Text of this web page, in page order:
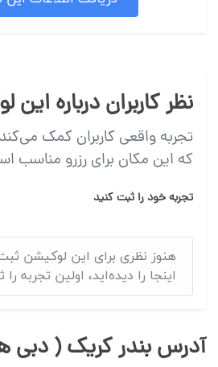
نظر کاربران درباره
تجربه واقعی کاربران کمک
که این مکان برای رزرو مناسب
تجربه خود را ثبت کنید
هنوز نظری برای این لوکیشن
اینجا را دیده‌اید، اولین تجربه
آدرس بندر کریک ( دبی